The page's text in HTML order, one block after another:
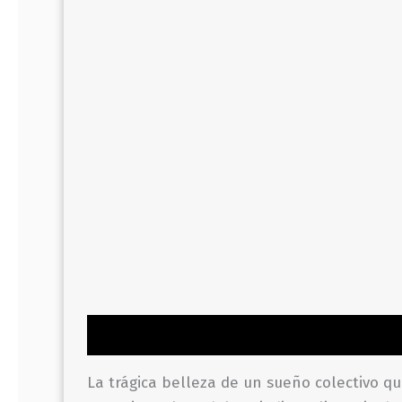
La trágica belleza de un sueño colectivo